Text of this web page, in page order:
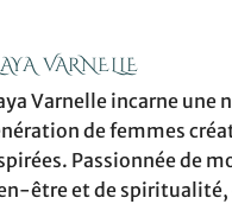
VARNELLE
Varnelle incarne une
de femmes
Passionnée de
être et de spiritualité,